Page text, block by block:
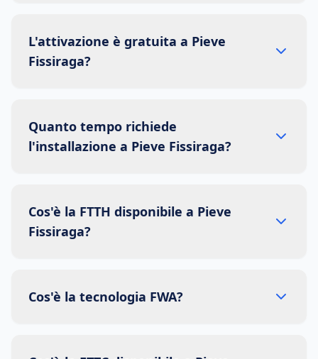
L'attivazione è gratuita a Pieve
Fissiraga?
Quanto tempo richiede
l'installazione a Pieve Fissiraga?
Cos'è la FTTH disponibile a Pieve
Fissiraga?
Cos'è la tecnologia FWA?